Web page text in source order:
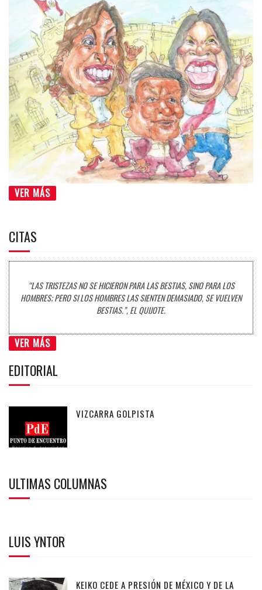
VER MÁS
CITAS
“LAS TRISTEZAS NO SE HICIERON PARA LAS BESTIAS, SINO PARA LOS
HOMBRES; PERO SI LOS HOMBRES LAS SIENTEN DEMASIADO, SE VUELVEN
BESTIAS.”, EL QUIJOTE.
VER MÁS
EDITORIAL
VIZCARRA GOLPISTA
ULTIMAS COLUMNAS
LUIS YNTOR
KEIKO CEDE A PRESIÓN DE MÉXICO Y DE LA